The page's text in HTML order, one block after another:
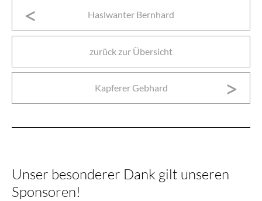
Haslwanter Bernhard
zurück zur Übersicht
Kapferer Gebhard
Unser besonderer Dank gilt unseren
Sponsoren!